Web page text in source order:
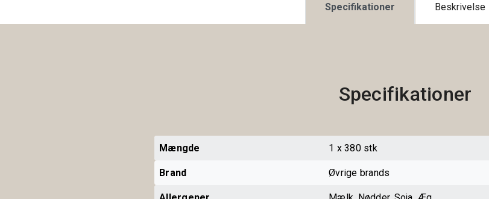
Specifikationer Beskrivelse
Specifikationer
Mængde 1 x 380 stk
Brand Øvrige brands